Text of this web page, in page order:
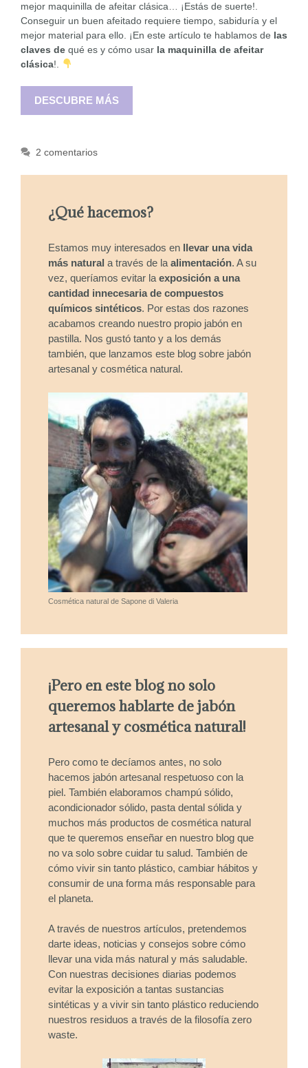
mejor maquinilla de afeitar clásica… ¡Estás de suerte!.
Conseguir un buen afeitado requiere tiempo, sabiduría y el
mejor material para ello. ¡En este artículo te hablamos de las
claves de qué es y cómo usar la maquinilla de afeitar
clásica!.
DESCUBRE MÁS
2 comentarios
¿Qué hacemos?
Estamos muy interesados en llevar una vida
más natural a través de la alimentación. A su
vez, queríamos evitar la exposición a una
cantidad innecesaria de compuestos
químicos sintéticos. Por estas dos razones
acabamos creando nuestro propio jabón en
pastilla. Nos gustó tanto y a los demás
también, que lanzamos este blog sobre jabón
artesanal y cosmética natural.
Cosmética natural de Sapone di Valeria
¡Pero en este blog no solo
queremos hablarte de jabón
artesanal y cosmética natural!
Pero como te decíamos antes, no solo
hacemos jabón artesanal respetuoso con la
piel. También elaboramos champú sólido,
acondicionador sólido, pasta dental sólida y
muchos más productos de cosmética natural
que te queremos enseñar en nuestro blog que
no va solo sobre cuidar tu salud. También de
cómo vivir sin tanto plástico, cambiar hábitos y
consumir de una forma más responsable para
el planeta.
A través de nuestros artículos, pretendemos
darte ideas, noticias y consejos sobre cómo
llevar una vida más natural y más saludable.
Con nuestras decisiones diarias podemos
evitar la exposición a tantas sustancias
sintéticas y a vivir sin tanto plástico reduciendo
nuestros residuos a través de la filosofía zero
waste.